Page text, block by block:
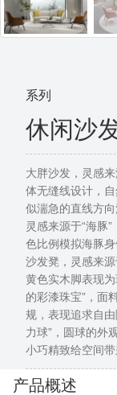
系列
休闲沙
大胖沙发，灵感
体无缝线设计，
似湍急的直线方
灵感来源于“海豚
色比例模拟海豚
沙发凳，灵感来源
黄色实木脚表现
的彩漆珠宝”，面
规，表现追求自
力球”，圆球的外
小巧精致给空间带
产品概述